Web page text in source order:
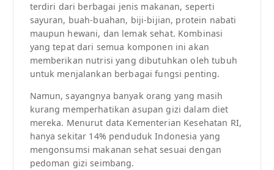
terdiri dari berbagai jenis makanan, seperti
sayuran, buah-buahan, biji-bijian, protein nabati
maupun hewani, dan lemak sehat. Kombinasi
yang tepat dari semua komponen ini akan
memberikan nutrisi yang dibutuhkan oleh tubuh
untuk menjalankan berbagai fungsi penting.
Namun, sayangnya banyak orang yang masih
kurang memperhatikan asupan gizi dalam diet
mereka. Menurut data Kementerian Kesehatan RI,
hanya sekitar 14% penduduk Indonesia yang
mengonsumsi makanan sehat sesuai dengan
pedoman gizi seimbang.